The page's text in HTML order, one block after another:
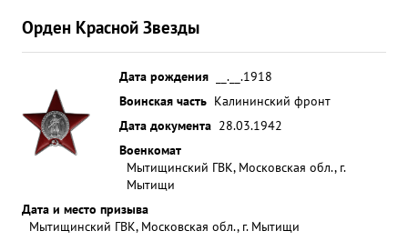
Орден Красной Звезды
Дата рождения
__.__.1918
Воинская часть Калининский фронт
Дата документа 28.03.1942
Военкомат
Мытищинский ГВК, Московская обл., г.
Мытищи
Дата и место призыва
Мытищинский ГВК, Московская обл., г. Мытищи